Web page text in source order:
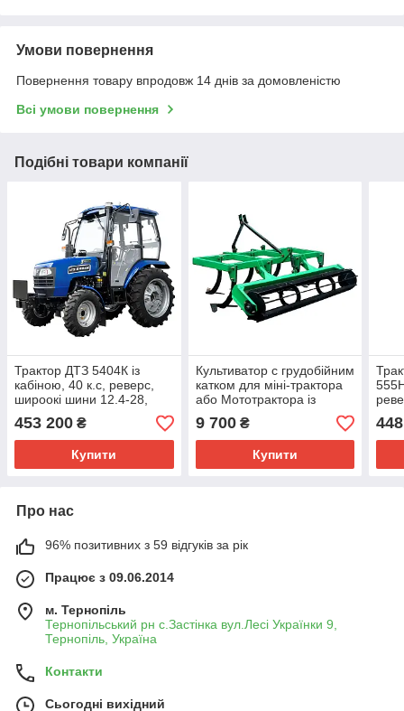
Умови повернення
Повернення товару впродовж 14 днів за домовленістю
Всі умови повернення
Подібні товари компанії
Трактор ДТЗ 5404К із
кабіною, 40 к.с, реверс,
широокі шини 12.4-28,
рівна підлога, посилені
мости
453 200 ₴
Купити
Культиватор с грудобійним
катком для міні-трактора
або Мототрактора із
триточкою, КН-1.4Л (3т)
9 700₴
Купити
Про нас
96% позитивних з 59 відгуків за рік
Працює з 09.06.2014
м. Тернопіль
Тернопільський рн с.Застінка вул.Лесі Українки 9,
Тернопіль, Україна
Контакти
Сьогодні вихідний